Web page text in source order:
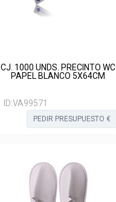
CJ. 1000 UNDS. PRECINTO WC
PAPEL BLANCO 5X64CM
ID:VA99571
PEDIR PRESUPUESTO €